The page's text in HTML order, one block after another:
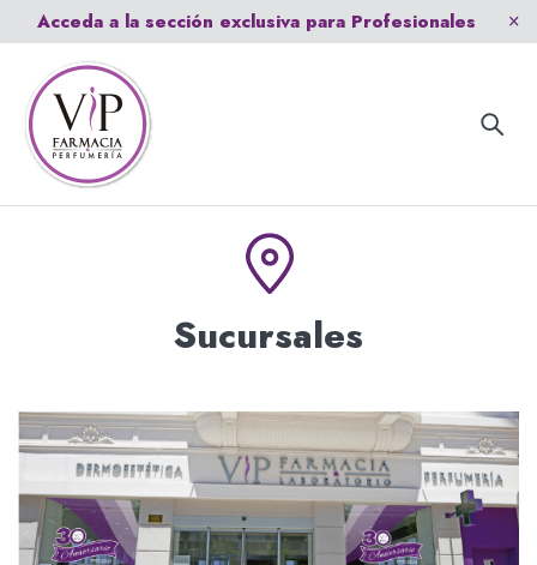
Acceda a la sección exclusiva para Profesionales
Sucursales